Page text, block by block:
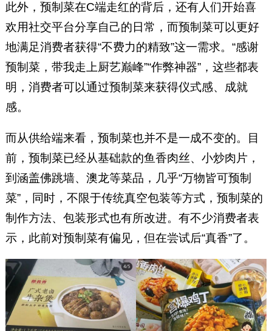
此外，预制菜在C端走红的背后，还有人们开始喜
欢用社交平台分享自己的日常，而预制菜可以更好
地满足消费者获得“不费力的精致”这一需求。“感谢
预制菜，带我走上厨艺巅峰”“作弊神器”，这些都表
明，消费者可以通过预制菜来获得仪式感、成就
感。
而从供给端来看，预制菜也并不是一成不变的。目
前，预制菜已经从基础款的鱼香肉丝、小炒肉片，
到涵盖佛跳墙、澳龙等菜品，几乎“万物皆可预制
菜”，同时，不限于传统真空包装等方式，预制菜的
制作方法、包装形式也有所改进。有不少消费者表
示，此前对预制菜有偏见，但在尝试后“真香”了。